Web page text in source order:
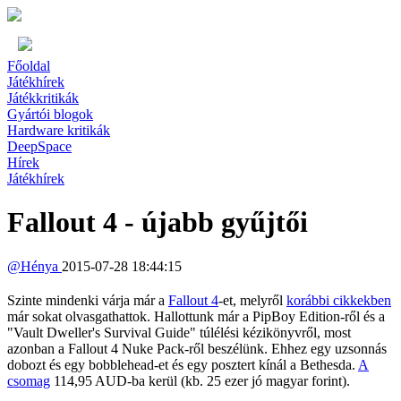
Főoldal
Játékhírek
Játékkritikák
Gyártói blogok
Hardware kritikák
DeepSpace
Hírek
Játékhírek
Fallout 4 - újabb gyűjtői
@Hénya 2015-07-28 18:44:15
Szinte mindenki várja már a Fallout 4-et, melyről korábbi cikkekben
már sokat olvasgathattok. Hallottunk már a PipBoy Edition-ről és a
"Vault Dweller's Survival Guide" túlélési kézikönyvről, most
azonban a Fallout 4 Nuke Pack-ről beszélünk. Ehhez egy uzsonnás
dobozt és egy bobblehead-et és egy posztert kínál a Bethesda. A
csomag 114,95 AUD-ba kerül (kb. 25 ezer jó magyar forint).